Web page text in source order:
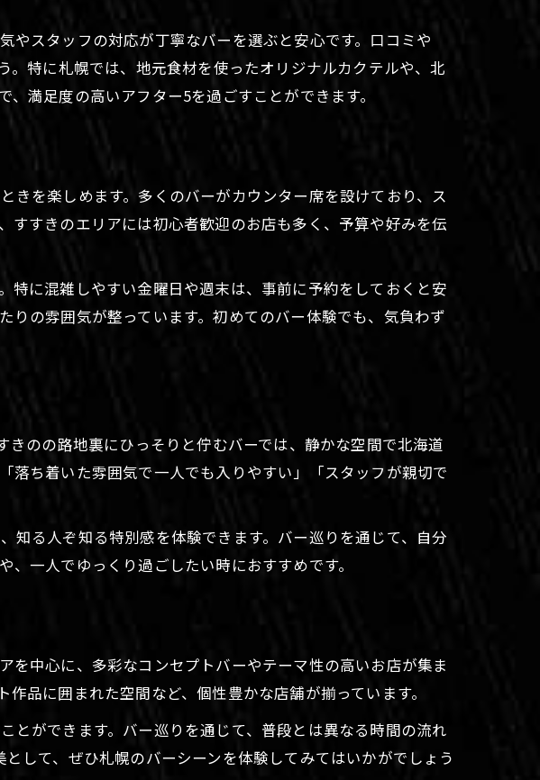
癒し時間
特集
力とは
さ
ーの魅力
コツ
バー巡り
の魅力
方
を見つける
めポイント
やスタッフの対応が丁寧なバーを選ぶと安心です。口コミや
特に札幌では、地元食材を使ったオリジナルカクテルや、北
満足度の高いアフター5を過ごすことができます。
を楽しめます。多くのバーがカウンター席を設けており、ス
すきのエリアには初心者歓迎のお店も多く、予算や好みを伝
に混雑しやすい金曜日や週末は、事前に予約をしておくと安
の雰囲気が整っています。初めてのバー体験でも、気負わず
のの路地裏にひっそりと佇むバーでは、静かな空間で北海道
ち着いた雰囲気で一人でも入りやすい」「スタッフが親切で
る人ぞ知る特別感を体験できます。バー巡りを通じて、自分
一人でゆっくり過ごしたい時におすすめです。
中心に、多彩なコンセプトバーやテーマ性の高いお店が集ま
品に囲まれた空間など、個性豊かな店舗が揃っています。
とができます。バー巡りを通じて、普段とは異なる時間の流れ
して、ぜひ札幌のバーシーンを体験してみてはいかがでしょう